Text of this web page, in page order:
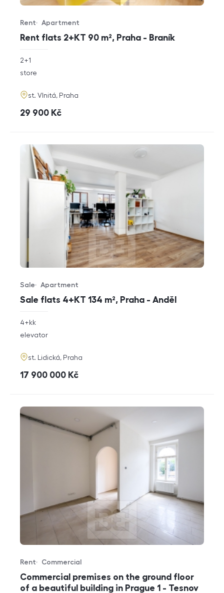
Rent flats 2+KT 90 m², Praha - Braník
Offer type
Rent
Property type
Apartment
rozměry
2+1
funkce
store
adresa
st. Vlnitá, Praha
cena
29 900 Kč
Sale flats 4+KT 134 m², Praha - Anděl
Offer type
Sale
Property type
Apartment
rozměry
disposition
4+kk
funkce
elevator
adresa
st. Lidická, Praha
cena
17 900 000 Kč
Commercial premises on the ground floor
of a beautiful building in Prague 1 - Tesnov
Offer type
Rent
Property type
Commercial